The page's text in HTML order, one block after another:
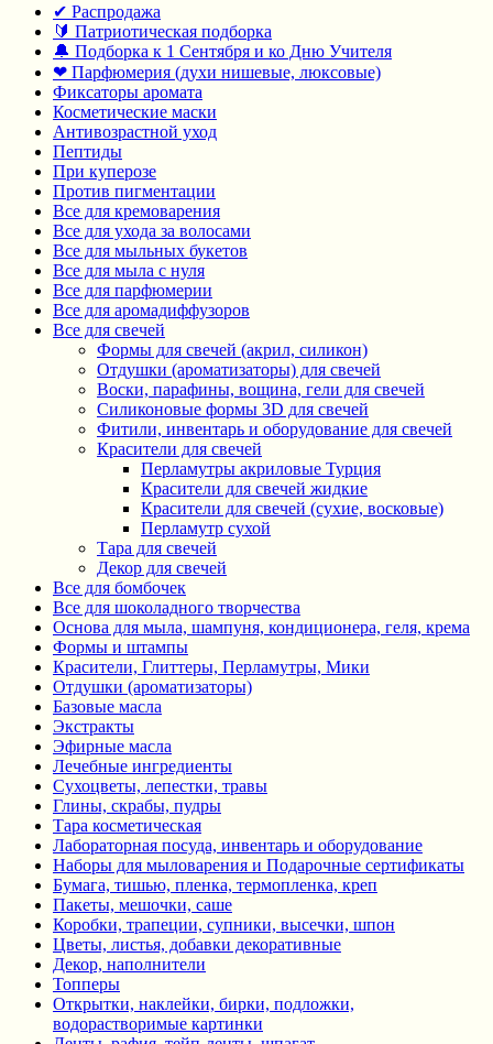
✔ Распродажа
🔰 Патриотическая подборка
🔔 Подборка к 1 Сентября и ко Дню Учителя
❤ Парфюмерия (духи нишевые, люксовые)
Фиксаторы аромата
Косметические маски
Антивозрастной уход
Пептиды
При куперозе
Против пигментации
Все для кремоварения
Все для ухода за волосами
Все для мыльных букетов
Все для мыла с нуля
Все для парфюмерии
Все для аромадиффузоров
Все для свечей
Формы для свечей (акрил, силикон)
Отдушки (ароматизаторы) для свечей
Воски, парафины, вощина, гели для свечей
Силиконовые формы 3D для свечей
Фитили, инвентарь и оборудование для свечей
Красители для свечей
Перламутры акриловые Турция
Красители для свечей жидкие
Красители для свечей (сухие, восковые)
Перламутр сухой
Тара для свечей
Декор для свечей
Все для бомбочек
Все для шоколадного творчества
Основа для мыла, шампуня, кондиционера, геля, крема
Формы и штампы
Красители, Глиттеры, Перламутры, Мики
Отдушки (ароматизаторы)
Базовые масла
Экстракты
Эфирные масла
Лечебные ингредиенты
Сухоцветы, лепестки, травы
Глины, скрабы, пудры
Тара косметическая
Лабораторная посуда, инвентарь и оборудование
Наборы для мыловарения и Подарочные сертификаты
Бумага, тишью, пленка, термопленка, креп
Пакеты, мешочки, саше
Коробки, трапеции, супники, высечки, шпон
Цветы, листья, добавки декоративные
Декор, наполнители
Топперы
Открытки, наклейки, бирки, подложки,
водорастворимые картинки